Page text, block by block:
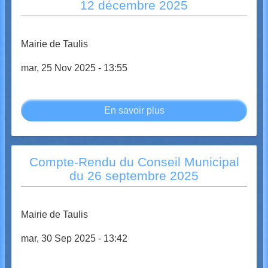
du
12 décembre 2025
Mairie de Taulis
mar, 25 Nov 2025 - 13:55
En savoir plussur
Convocation
au
Municipal
du
Compte-Rendu du Conseil Municipal
du 26 septembre 2025
Mairie de Taulis
mar, 30 Sep 2025 - 13:42